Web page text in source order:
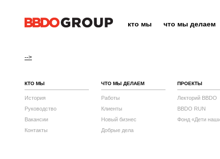
кто мы что мы делаем
-->
КТО МЫ
История
Руководство
Вакансии
Контакты
ЧТО МЫ ДЕЛАЕМ
Работы
Клиенты
Новый бизнес
Добрые дела
ПРОЕКТЫ
Лекторий BBDO
BBDO RUN
Фонд «Дети